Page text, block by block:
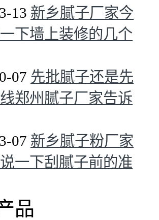
13 新乡腻子厂家今
下墙上装修的几个
07 先批腻子还是先
郑州腻子厂家告诉
07 新乡腻子粉厂家
一下刮腻子前的准
品